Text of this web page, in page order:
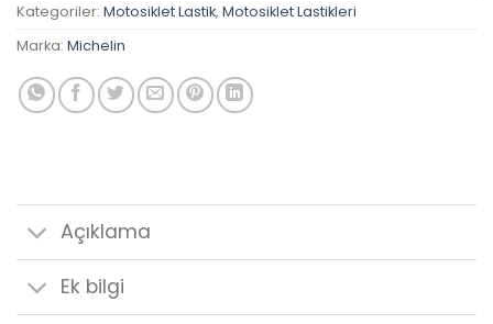
Kategoriler: Motosiklet Lastik, Motosiklet Lastikleri
Marka: Michelin
Açıklama
Ek bilgi